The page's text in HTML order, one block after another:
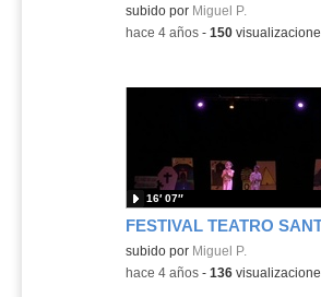
subido por Miguel P.
-hace 4 años- 150
subido por Miguel P.
16′ 07″
-hace 4 años- 136